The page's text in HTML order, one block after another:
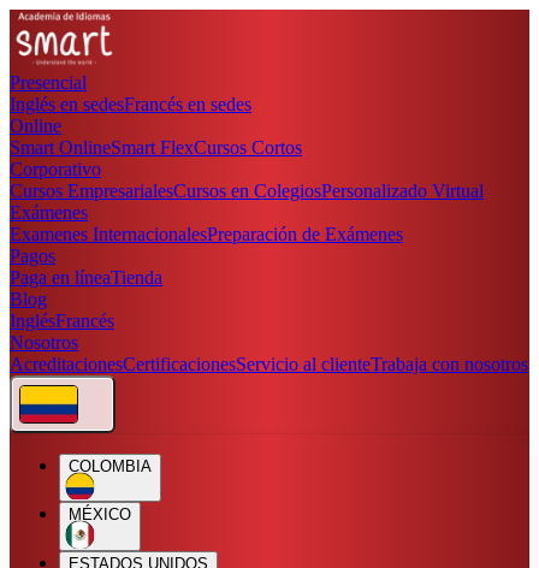
Presencial
Inglés en sedesFrancés en sedes
Online
Smart OnlineSmart FlexCursos Cortos
Corporativo
Cursos EmpresarialesCursos en ColegiosPersonalizado Virtual
Exámenes
Examenes InternacionalesPreparación de Exámenes
Pagos
Paga en líneaTienda
Blog
InglésFrancés
Nosotros
AcreditacionesCertificacionesServicio al clienteTrabaja con nosotros
COLOMBIA
MÉXICO
ESTADOS UNIDOS